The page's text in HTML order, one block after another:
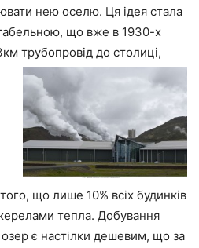
нею оселю. Ця ідея стала
що вже в 1930-х
трубопровід до столиці,
що лише 10% всіх будинків
тепла. Добування
озер є настілки дешевим, що за